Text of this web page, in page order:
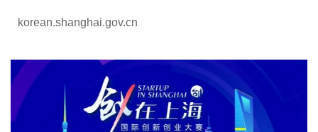
korean.shanghai.gov.cn